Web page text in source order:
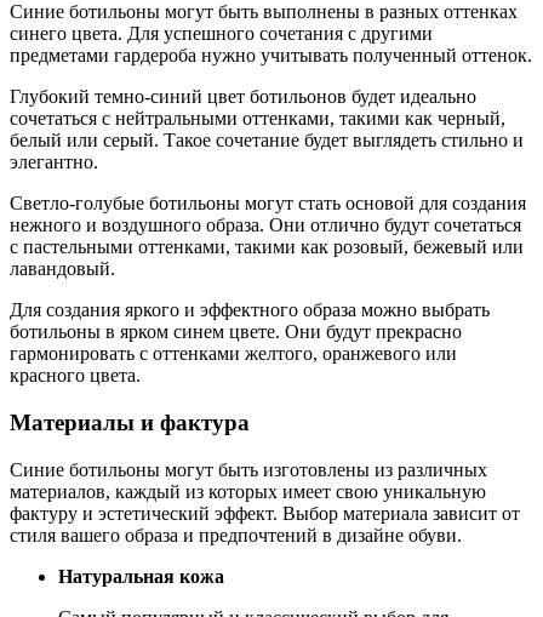
Синие ботильоны могут быть выполнены в разных оттенках
синего цвета. Для успешного сочетания с другими
предметами гардероба нужно учитывать полученный оттенок.
Глубокий темно-синий цвет ботильонов будет идеально
сочетаться с нейтральными оттенками, такими как черный,
белый или серый. Такое сочетание будет выглядеть стильно и
элегантно.
Светло-голубые ботильоны могут стать основой для создания
нежного и воздушного образа. Они отлично будут сочетаться
с пастельными оттенками, такими как розовый, бежевый или
лавандовый.
Для создания яркого и эффектного образа можно выбрать
ботильоны в ярком синем цвете. Они будут прекрасно
гармонировать с оттенками желтого, оранжевого или
красного цвета.
Материалы и фактура
Синие ботильоны могут быть изготовлены из различных
материалов, каждый из которых имеет свою уникальную
фактуру и эстетический эффект. Выбор материала зависит от
стиля вашего образа и предпочтений в дизайне обуви.
Натуральная кожа